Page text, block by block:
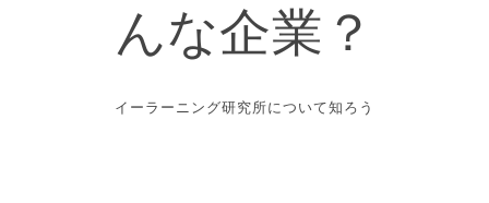
んな企業？
イーラーニング研究所について知ろう